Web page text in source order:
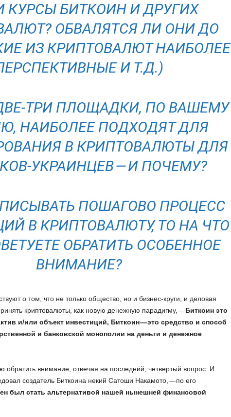
КУРСЫ БИТКОИН И ДРУГИХ
ОБВАЛЯТСЯ ЛИ ОНИ ДО
ИЗ КРИПТОВАЛЮТ НАИБОЛЕЕ
И Т.Д.)
ТРИ ПЛОЩАДКИ, ПО ВАШЕМУ
НАИБОЛЕЕ ПОДХОДЯТ ДЛЯ
В КРИПТОВАЛЮТЫ ДЛЯ
УКРАИНЦЕВ — И ПОЧЕМУ?
ПОШАГОВО ПРОЦЕСС
В КРИПТОВАЛЮТУ, ТО НА ЧТО
ОБРАТИТЬ ОСОБЕННОЕ
ВНИМАНИЕ?
о том, что не только общество, но и бизнес-круги, и деловая
криптовалюты, как новую денежную парадигму, —Биткоин это
и/или объект инвестиций, Биткоин — это средство и способ
и банковской монополии на деньги и денежное
обратить внимание, отвечая на последний, четвертый вопрос. И
создатель Биткоина некий Сатоши Накамото, — по его
был стать альтернативой нашей нынешней финансовой